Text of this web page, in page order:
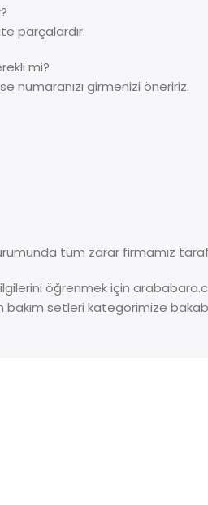
parçalardır.
mi?
numaranızı girmenizi öneririz.
tüm zarar firmamız
öğrenmek için
setleri kategorimize